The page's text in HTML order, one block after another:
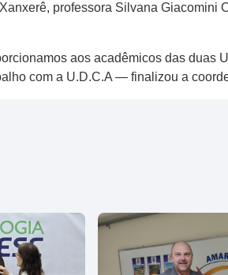
professora Silvana Giacomini
aos acadêmicos das duas
com a U.D.C.A — finalizou a